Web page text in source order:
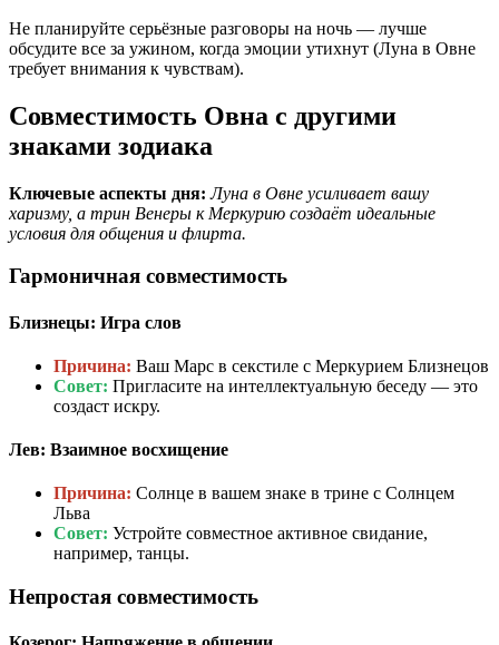
Не планируйте серьёзные разговоры на ночь — лучше
обсудите все за ужином, когда эмоции утихнут (Луна в Овне
требует внимания к чувствам).
Совместимость Овна с другими
знаками зодиака
Ключевые аспекты дня: Луна в Овне усиливает вашу
харизму, а трин Венеры к Меркурию создаёт идеальные
условия для общения и флирта.
Гармоничная совместимость
Близнецы: Игра слов
Причина: Ваш Марс в секстиле с Меркурием Близнецов
Совет: Пригласите на интеллектуальную беседу — это
создаст искру.
Лев: Взаимное восхищение
Причина: Солнце в вашем знаке в трине с Солнцем
Льва
Совет: Устройте совместное активное свидание,
например, танцы.
Непростая совместимость